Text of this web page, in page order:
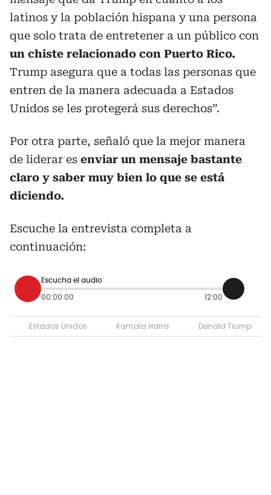
latinos y la población hispana y una persona
que solo trata de entretener a un público con
un chiste relacionado con Puerto Rico.
Trump asegura que a todas las personas que
entren de la manera adecuada a Estados
Unidos se les protegerá sus derechos”.
Por otra parte, señaló que la mejor manera
de liderar es enviar un mensaje bastante
claro y saber muy bien lo que se está
diciendo.
Escuche la entrevista completa a
continuación:
Escucha el audio
00:00:00 12:00
Estados Unidos Kamala Harris Donald Trump